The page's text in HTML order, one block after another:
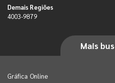
Demais Regiões
4003-9879
Mais
Gráfica Online